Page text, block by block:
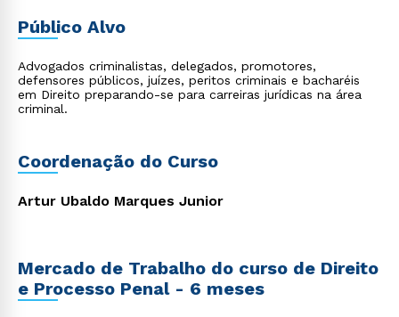
Público Alvo
Advogados criminalistas, delegados, promotores,
defensores públicos, juízes, peritos criminais e bacharéis
em Direito preparando-se para carreiras jurídicas na área
criminal.
Coordenação do Curso
Artur Ubaldo Marques Junior
Mercado de Trabalho do curso de Direito
e Processo Penal - 6 meses